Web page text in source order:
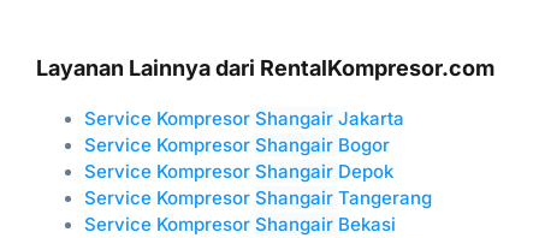
Layanan Lainnya dari RentalKompresor.com
Service Kompresor Shangair Jakarta
Service Kompresor Shangair Bogor
Service Kompresor Shangair Depok
Service Kompresor Shangair Tangerang
Service Kompresor Shangair Bekasi